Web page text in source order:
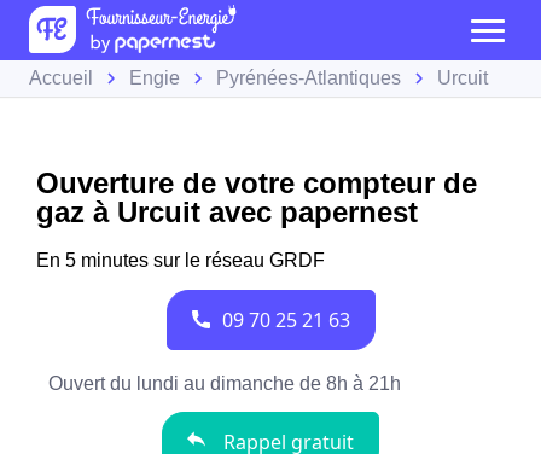
Accueil Engie Pyrénées-Atlantiques Urcuit